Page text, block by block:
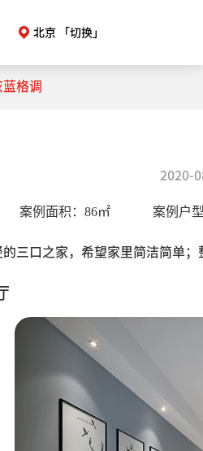
北京 「切换」
蓝格调
2020-
案例面积： 86㎡ 案例户
的三口之家，希望家里简洁简单